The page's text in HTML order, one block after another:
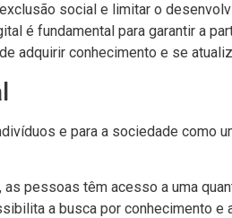
social e limitar o
é fundamental para garantir a
adquirir conhecimento e se
e para a sociedade como
as pessoas têm acesso a uma
a busca por conhecimento e